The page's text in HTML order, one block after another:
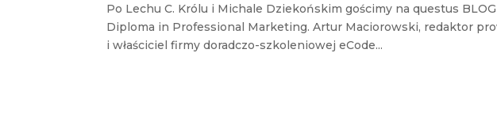
Po Lechu C. Królu i Michale Dziekońskim gościmy na questus
Diploma in Professional Marketing. Artur Maciorowski, redaktor
i właściciel firmy doradczo-szkoleniowej eCode...